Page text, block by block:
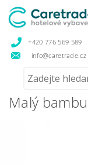
+420 776 569 589
info@caretrade.cz
Malý